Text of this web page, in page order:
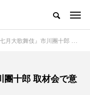
伎』市川團十郎 取材会で意気込みを語る！
團十郎 取材会で意